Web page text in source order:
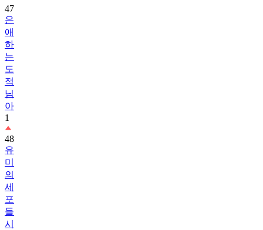
47
은
애
하
는
도
적
님
아
1
48
유
미
의
세
포
들
시